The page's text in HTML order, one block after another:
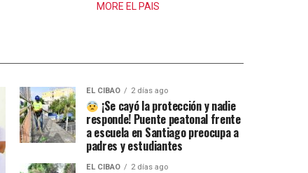
MORE EL PAIS
EL CIBAO 2 días ago
¡Se cayó la protección y nadie
responde! Puente peatonal frente
a escuela en Santiago preocupa a
padres y estudiantes
EL CIBAO 2 días ago